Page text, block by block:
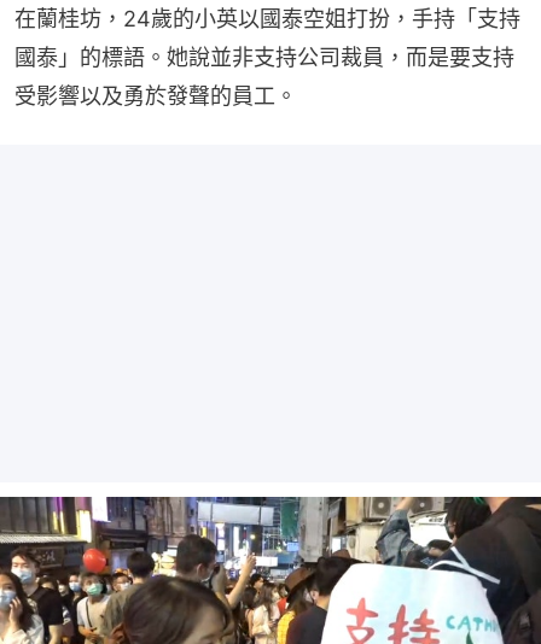
在蘭桂坊，24歲的小英以國泰空姐打扮，手持「支持
國泰」的標語。她說並非支持公司裁員，而是要支持
受影響以及勇於發聲的員工。